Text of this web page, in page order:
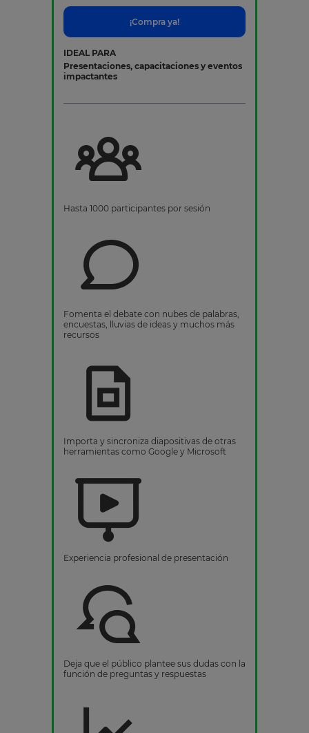
¡Compra ya!
IDEAL PARA
Presentaciones, capacitaciones y eventos
impactantes
Hasta 1000 participantes por sesión
Fomenta el debate con nubes de palabras,
encuestas, lluvias de ideas y muchos más
recursos
Importa y sincroniza diapositivas de otras
herramientas como Google y Microsoft
Experiencia profesional de presentación
Deja que el público plantee sus dudas con la
función de preguntas y respuestas